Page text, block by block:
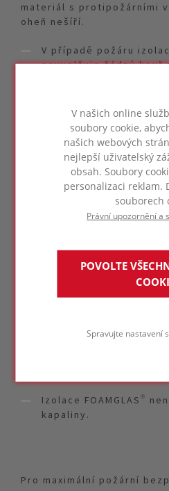
V našich online
soubory cookie,
našich webových
nejlepší uživatelský
obsah. Soubory
personalizaci reklam.
souborech
Právní upozornění a
POVOLTE
Spravujte nastavení
materiál s protipožárními
oheň nešíří.
V případě požáru
neuvolňuje žádný
který může bránit
Z izolace FOAMGLAS®
materiál, který může
požár.
Izolace FOAMGLAS®
aplikacích. Máme k
ochranu před
Hydrocarbon-Fire)
protipožárními
Izolace FOAMGLAS®
Izolace FOAMGLAS®
kapaliny.
Pro maximální požární